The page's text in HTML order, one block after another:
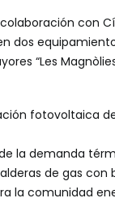
con
dos
“Les
fotovoltaica
la demanda
de gas con
la comunidad